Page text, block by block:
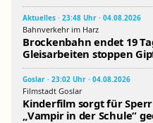
Aktuelles · 23:48 Uhr · 04.08.2026
Bahnverkehr im Harz
Brockenbahn endet 19
Gleisarbeiten stoppen
Goslar · 23:02 Uhr · 04.08.2026
Filmstadt Goslar
Kinderfilm sorgt für
„Vampir in der Schule“